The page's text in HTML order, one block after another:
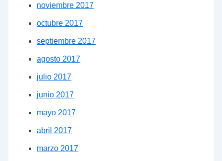
noviembre 2017
octubre 2017
septiembre 2017
agosto 2017
julio 2017
junio 2017
mayo 2017
abril 2017
marzo 2017